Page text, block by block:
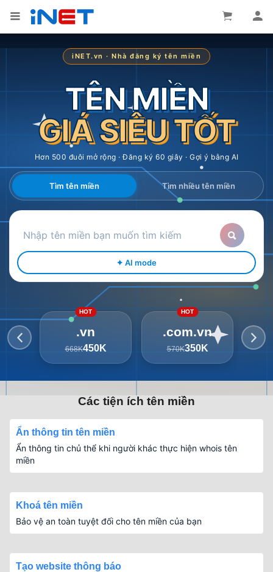
iNET.vn · Nhà đăng ký tên miền
TÊN MIỀN
GIÁ SIÊU TỐT
Hơn 500 đuôi mở rộng · Đăng ký 60 giây · Gợi ý bằng AI
Tìm tên miền Tìm nhiều tên miền
✦ AI mode
HOT
.vn
668K450K
HOT
.com.vn
570K350K
Các tiện ích tên miền
Ẩn thông tin tên miền
Ẩn thông tin chủ thể khi người khác thực hiện whois tên
miền
Khoá tên miền
Bảo vệ an toàn tuyệt đối cho tên miền của bạn
Tạo website thông báo